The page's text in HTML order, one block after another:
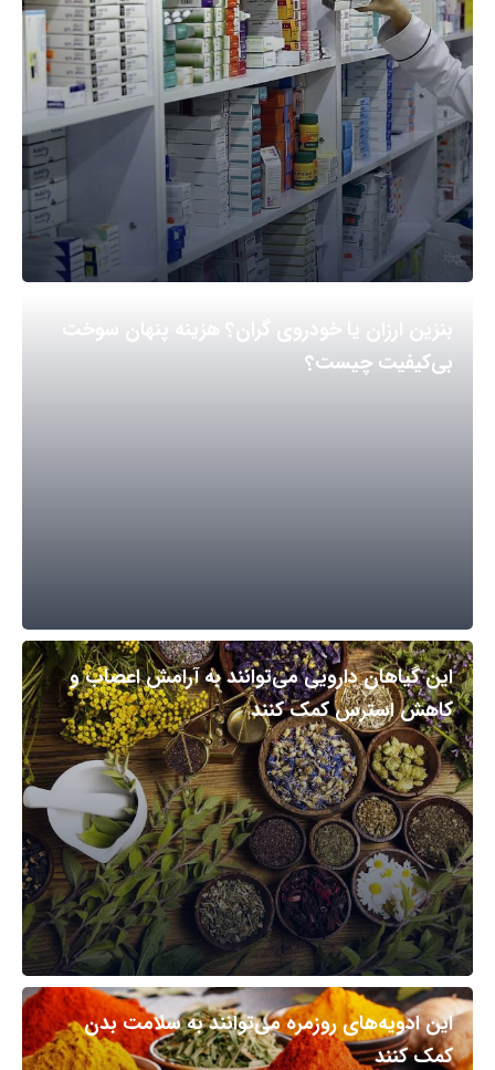
بنزین ارزان یا خودروی گران؟ هزینه پنهان سوخت
بی‌کیفیت چیست؟
این گیاهان دارویی می‌توانند به آرامش اعصاب و
کاهش استرس کمک کنند
این ادویه‌های روزمره می‌توانند به سلامت بدن
کمک کنند